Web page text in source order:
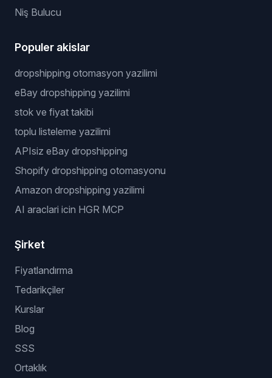
Niş Bulucu
Populer akislar
dropshipping otomasyon yazilimi
eBay dropshipping yazilimi
stok ve fiyat takibi
toplu listeleme yazilimi
APIsiz eBay dropshipping
Shopify dropshipping otomasyonu
Amazon dropshipping yazilimi
AI araclari icin HGR MCP
Şirket
Fiyatlandırma
Tedarikçiler
Kurslar
Blog
SSS
Ortaklık